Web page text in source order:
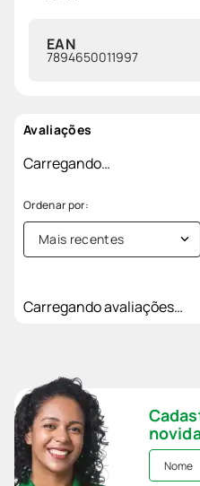
EAN
7894650011997
Avaliações
Carregando…
Mais recentes
Carregando avaliações…